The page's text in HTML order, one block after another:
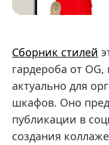
Сборник стилей
гардероба от
актуально для
шкафов. Оно
публикации в
создания